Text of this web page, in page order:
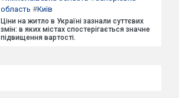
область #Київ
Ціни на житло в Україні зазнали суттєвих
змін: в яких містах спостерігається значне
підвищення вартості.